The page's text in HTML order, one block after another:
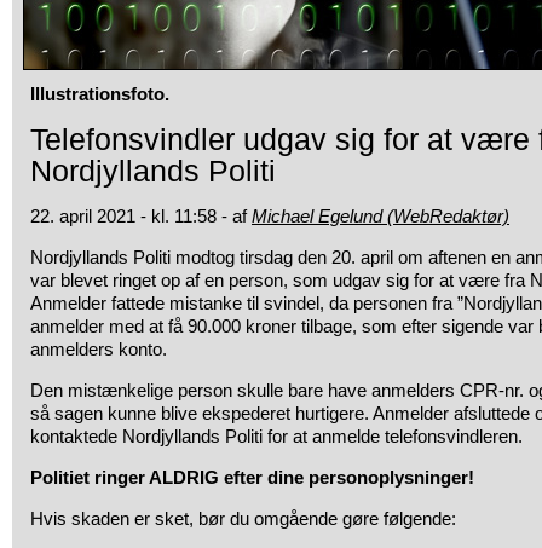
Illustrationsfoto.
Telefonsvindler udgav sig for at være
Nordjyllands Politi
22. april 2021 - kl. 11:58 - afMichael Egelund (WebRedaktør)
Nordjyllands Politi modtog tirsdag den 20. april om aftenen en
var blevet ringet op af en person, som udgav sig for at være fra
Anmelder fattede mistanke til svindel, da personen fra
anmelder med at få 90.000 kroner tilbage, som efter sigende var
anmelders konto.
Den mistænkelige person skulle bare have anmelders CPR-nr.
så sagen kunne blive ekspederet hurtigere. Anmelder afsluttede
kontaktede Nordjyllands Politi for at anmelde telefonsvindleren.
Politiet ringer ALDRIG efter dine personoplysninger!
Hvis skaden er sket, bør du omgående gøre følgende: